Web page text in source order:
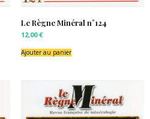
Le Règne Minéral n°124
12,00€
Ajouter au panier